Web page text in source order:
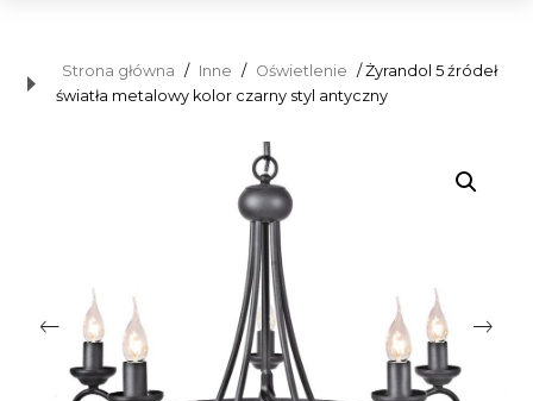
Strona główna / Inne / Oświetlenie / Żyrandol 5 źródeł
światła metalowy kolor czarny styl antyczny